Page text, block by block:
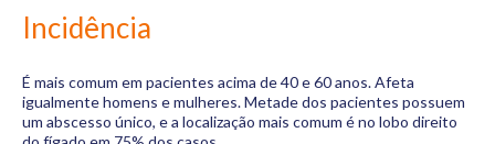
Incidência
É mais comum em pacientes acima de 40 e 60 anos. Afeta
igualmente homens e mulheres. Metade dos pacientes possuem
um abscesso único, e a localização mais comum é no lobo direito